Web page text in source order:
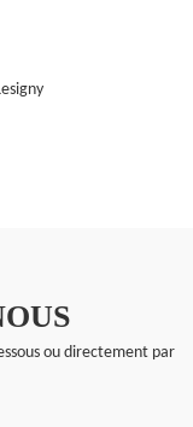
ou directement par